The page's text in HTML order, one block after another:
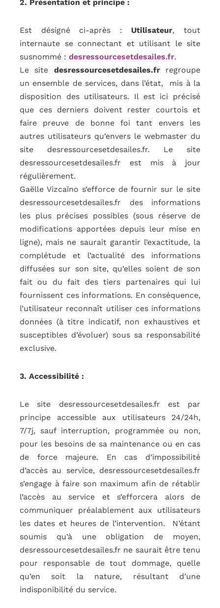
2. Présentation et principe :
Est désigné ci-après : Utilisateur, tout
internaute se connectant et utilisant le site
susnommé : desressourcesetdesailes.fr.
Le site desressourcesetdesailes.frregroupe
un ensemble de services, dans l’état, mis à la
disposition des utilisateurs. Il est ici précisé
que ces derniers doivent rester courtois et
faire preuve de bonne foi tant envers les
autres utilisateurs qu’envers le webmaster du
site desressourcesetdesailes.fr. Le site
desressourcesetdesailes.fr est mis à jour
régulièrement.
Gaëlle Vizcaïno s’efforce de fournir sur le site
desressourcesetdesailes.fr des informations
les plus précises possibles (sous réserve de
modifications apportées depuis leur mise en
ligne), mais ne saurait garantir l’exactitude, la
complétude et l’actualité des informations
diffusées sur son site, qu’elles soient de son
fait ou du fait des tiers partenaires qui lui
fournissent ces informations. En conséquence,
l’utilisateur reconnaît utiliser ces informations
données (à titre indicatif, non exhaustives et
susceptibles d’évoluer) sous sa responsabilité
exclusive.
3. Accessibilité :
Le site desressourcesetdesailes.fr est par
principe accessible aux utilisateurs 24/24h,
7/7j, sauf interruption, programmée ou non,
pour les besoins de sa maintenance ou en cas
de force majeure. En cas d’impossibilité
d’accès au service, desressourcesetdesailes.fr
s’engage à faire son maximum afin de rétablir
l’accès au service et s’efforcera alors de
communiquer préalablement aux utilisateurs
les dates et heures de l’intervention. N’étant
soumis qu’à une obligation de moyen,
desressourcesetdesailes.fr ne saurait être tenu
pour responsable de tout dommage, quelle
qu’en soit la nature, résultant d’une
indisponibilité du service.